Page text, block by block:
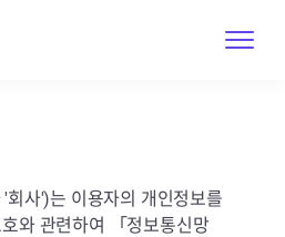
회사')는 이용자의 개인정보를
와 관련하여 「정보통신망
가격